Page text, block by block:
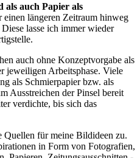
als auch Papier als
einen längeren Zeitraum hinweg
lasse ich immer wieder
auch ohne Konzeptvorgabe als
jeweiligen Arbeitsphase. Viele
als Schmierpapier bzw. als
Ausstreichen der Pinsel bereit
verdichte, bis sich das
für meine Bildideen zu.
in Form von Fotografien,